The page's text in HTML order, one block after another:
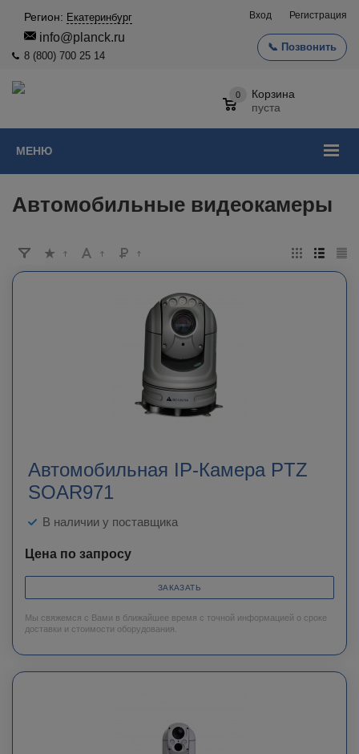
Регион: Екатеринбург
info@planck.ru
8 (800) 700 25 14
📞 Позвонить
Вход Регистрация
МЕНЮ
0
Корзина
пуста
Автомобильные видеокамеры
Автомобильная IP-Камера PTZ
SOAR971
В наличии у поставщика
Цена по запросу
ЗАКАЗАТЬ
Мы свяжемся с Вами в ближайшее время с точной информацией о сроке
доставки и стоимости оборудования.